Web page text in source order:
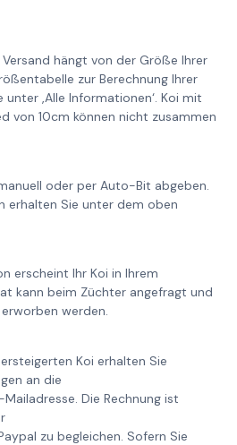
hängt von der Größe Ihrer
zur Berechnung Ihrer
‚Alle Informationen‘. Koi mit
von 10cm können nicht zusammen
oder per Auto-Bit abgeben.
erhalten Sie unter dem oben
erscheint Ihr Koi in Ihrem
kann beim Züchter angefragt und
werden.
Koi erhalten Sie
an die
Die Rechnung ist
zu begleichen. Sofern Sie